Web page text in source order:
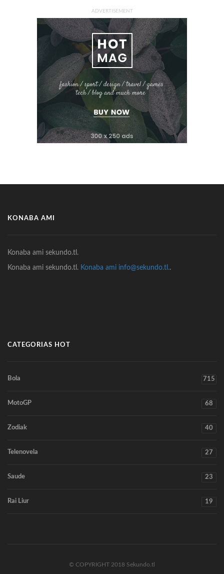
ADVERTISEMENT
KONABA AMI
Konaba ami sekundo.tl.
Konaba ami sekundo.tl. Konaba ami info@sekundo.tl..
CATEGORIAS HOT
Bola 715
MotoGP 68
Zodiak 40
Telenovela 27
Saude 23
Rai Liur 19
© COPYRIGHT 2018 Sekundo.tl